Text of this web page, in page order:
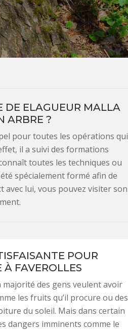
DE ELAGUEUR MALLA
ARBRE ?
pour toutes les opérations qui
il a suivi des formations
toutes les techniques ou
spécialement formé afin de
lui, vous pouvez visiter son
POUR
FAVEROLLES
des gens veulent avoir
les fruits qu’il procure ou des
du soleil. Mais dans certain
dangers imminents comme le